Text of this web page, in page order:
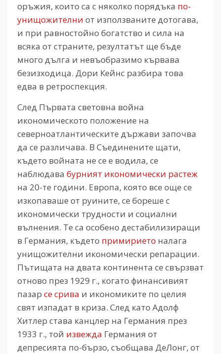
оръжия, които са с няколко порядъка по-
унищожителни от използваните дотогава,
и при равностойно богатство и сила на
всяка от страните, резултатът ще бъде
много дълга и невъобразимо кървава
безизходица. Дори Кейнс разбира това
едва в ретроспекция.
След Първата световна война
икономическото положение на
северноатлантическите държави започва
да се различава. В Съединените щати,
където войната не се е водила, се
наблюдава бурният икономически растеж
на 20-те години. Европа, която все още се
изкопаваше от руините, се бореше с
икономически трудности и социални
вълнения. Те са особено дестабилизиращи
в Германия, където примирието налага
унищожителни икономически репарации.
Пътищата на двата континента се свързват
отново през 1929 г., когато финансивият
пазар се срива и икономиките по целия
свят изпадат в криза. След като Адолф
Хитлер става канцлер на Германия през
1933 г., той извежда Германия от
депресията по-бързо, съобщава ДеЛонг, от